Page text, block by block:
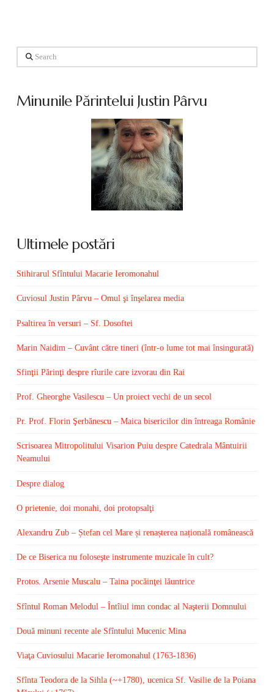
Search
Minunile Părintelui Justin Pârvu
Ultimele postări
Stihirarul Sfîntului Macarie Ieromonahul
Cuviosul Justin Pârvu – Omul şi înşelarea media
Psaltirea în versuri – Sf. Dosoftei
Marin Naidim – Cuvânt către tineri (într-o lume tot mai însingurată)
Sfinţii Părinţi despre rîurile care izvorau din Rai
Prof. Gheorghe Vasilescu – Un proiect vechi de un secol
Pr. Prof. Florin Şerbănescu – Maica bisericilor din întreaga Românie
Scrisoarea Mitropolitului Visarion Puiu despre Catedrala Mântuirii
Neamului
Despre dialog
O prietenie, doi monahi, doi protopsalţi
Alexandru Zub – Ștefan cel Mare și renașterea națională românească
De ce Biserica nu foloseşte instrumente muzicale în cult?
Protos. Arsenie Muscalu – Taina pocăinţei lăuntrice
Sfîntul Roman Melodul – Întîiul imn condac al Naşterii Domnului
Două minuni recente ale Sfîntului Mucenic Mina
Viaţa Cuviosului Macarie Ieromonahul (1763-1836)
Sfînta Teodora de la Sihla (~+1780), ucenica Sf. Vasilie de la Poiana